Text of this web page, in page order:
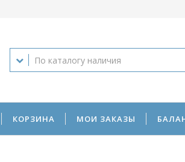
КОРЗИНА МОИ ЗАКАЗЫ